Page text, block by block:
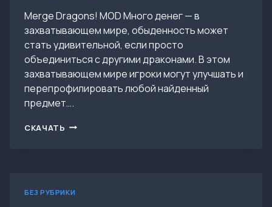
Merge Dragons! MOD Много денег — в
захватывающем мире, обыденность может
стать удивительной, если просто
объединиться с другими драконами. В этом
захватывающем мире игроки могут улучшать и
перепрофилировать любой найденный
предмет….
СКАЧАТЬ СКАЧАТЬ
ПОКУПКИ)
БЕЗ РУБРИКИ